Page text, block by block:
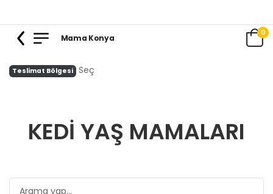
Mama Konya
0
Teslimat Bölgesi Seç
KEDI YAŞ MAMALARI